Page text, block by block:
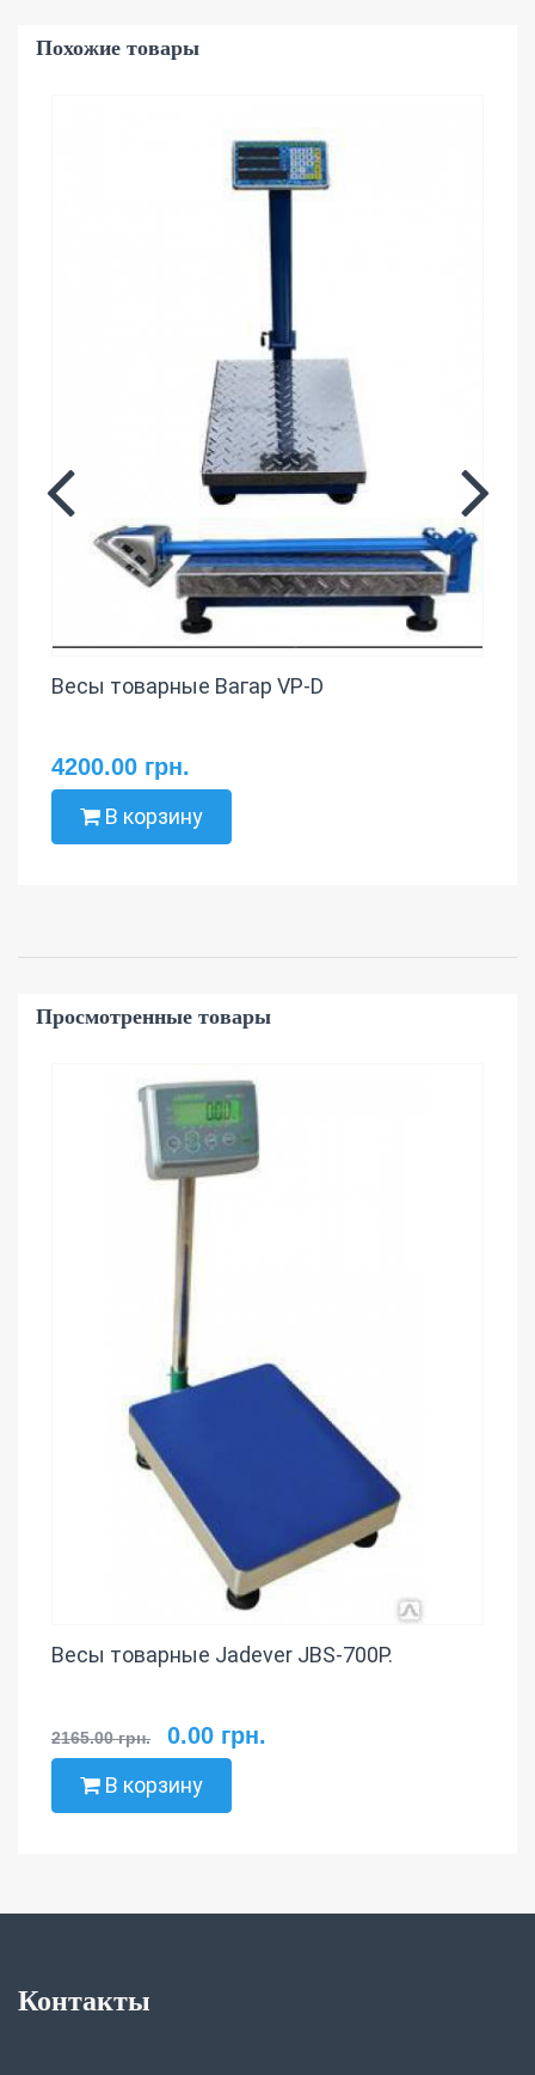
Похожие товары
Весы товарные Вагар VP-D
4200.00 грн.
В корзину
Просмотренные товары
Весы товарные Jadever JBS-700P.
2165.00 грн. 0.00 грн.
В корзину
Контакты